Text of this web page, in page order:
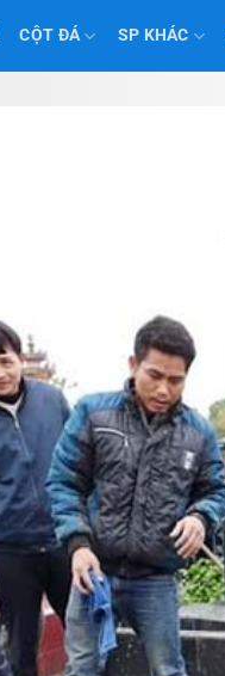
CỘT ĐÁ SP KHÁC